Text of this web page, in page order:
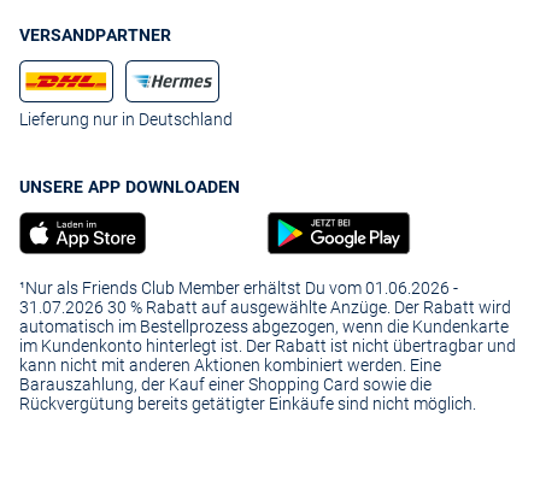
VERSANDPARTNER
Lieferung nur in Deutschland
UNSERE APP DOWNLOADEN
¹Nur als Friends Club Member erhältst Du vom 01.06.2026 -
31.07.2026 30 % Rabatt auf ausgewählte Anzüge. Der Rabatt wird
automatisch im Bestellprozess abgezogen, wenn die Kundenkarte
im Kundenkonto hinterlegt ist. Der Rabatt ist nicht übertragbar und
kann nicht mit anderen Aktionen kombiniert werden. Eine
Barauszahlung, der Kauf einer Shopping Card sowie die
Rückvergütung bereits getätigter Einkäufe sind nicht möglich.